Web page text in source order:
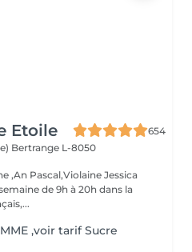
Etoile
654
Bertrange L-8050
,An Pascal,Violaine Jessica
de 9h à 20h dans la
français,...
,voir tarif Sucre